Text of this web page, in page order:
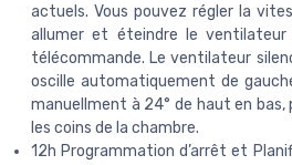
actuels. Vous pouvez régler la
allumer et éteindre le ventilateur
télécommande. Le ventilateur
oscille automatiquement de
manuellment à 24° de haut en bas,
les coins de la chambre.
12h Programmation d’arrêt et